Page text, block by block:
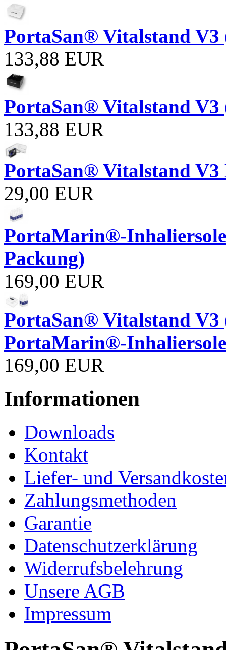
PortaSan® Vitalstand
133,88 EUR
PortaSan® Vitalstand V3
133,88 EUR
PortaSan® Vitalstand
29,00 EUR
PortaMarin®-
Packung)
169,00 EUR
PortaSan® Vitalstand
PortaMarin®-
169,00 EUR
Informationen
Downloads
Kontakt
Liefer- und
Zahlungsmethoden
Garantie
Datenschutzerklärung
Widerrufsbelehrung
Unsere AGB
Impressum